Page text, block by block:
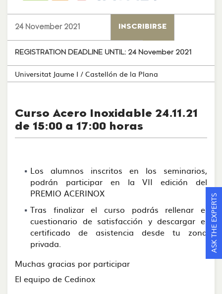
24 November 2021 INSCRIBIRSE
REGISTRATION DEADLINE UNTIL: 24 November 2021
Universitat Jaume I / Castellón de la Plana
Curso Acero Inoxidable 24.11.21
de 15:00 a 17:00 horas
Los alumnos inscritos en los seminarios,
podrán participar en la VII edición del
PREMIO ACERINOX
Tras finalizar el curso podrás rellenar el
cuestionario de satisfacción y descargar el
certificado de asistencia desde tu zona
privada.
Muchas gracias por participar
El equipo de Cedinox
ASK THE EXPERTS